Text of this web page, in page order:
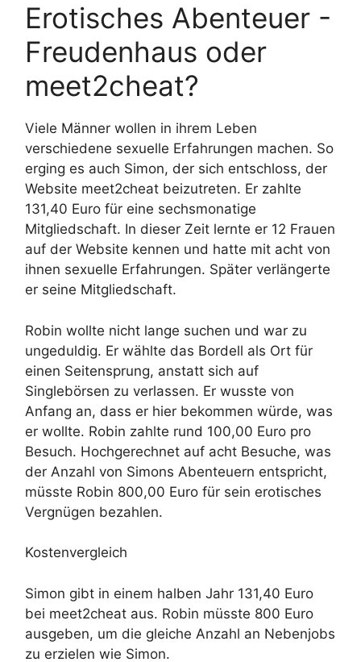
Erotisches Abenteuer -
Freudenhaus oder
meet2cheat?
Viele Männer wollen in ihrem Leben
verschiedene sexuelle Erfahrungen machen. So
erging es auch Simon, der sich entschloss, der
Website meet2cheat beizutreten. Er zahlte
131,40 Euro für eine sechsmonatige
Mitgliedschaft. In dieser Zeit lernte er 12 Frauen
auf der Website kennen und hatte mit acht von
ihnen sexuelle Erfahrungen. Später verlängerte
er seine Mitgliedschaft.
Robin wollte nicht lange suchen und war zu
ungeduldig. Er wählte das Bordell als Ort für
einen Seitensprung, anstatt sich auf
Singlebörsen zu verlassen. Er wusste von
Anfang an, dass er hier bekommen würde, was
er wollte. Robin zahlte rund 100,00 Euro pro
Besuch. Hochgerechnet auf acht Besuche, was
der Anzahl von Simons Abenteuern entspricht,
müsste Robin 800,00 Euro für sein erotisches
Vergnügen bezahlen.
Kostenvergleich
Simon gibt in einem halben Jahr 131,40 Euro
bei meet2cheat aus. Robin müsste 800 Euro
ausgeben, um die gleiche Anzahl an Nebenjobs
zu erzielen wie Simon.